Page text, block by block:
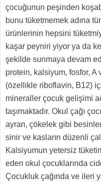
çocuğunun peşinden
bunu tüketmemek adına
ürünlerinin hepsini
kaşar peyniri yiyor ya da
şekilde sunmaya devam
protein, kalsiyum, fosfor, A
(özellikle riboflavin, B12)
mineraller çocuk gelişimi
taşımaktadır. Okul çağı
ayran, çökelek gibi
sinir ve kasların düzenli
Kalsiyumun yetersiz
eden okul çocuklarında
Çocukluk çağında ve ileri